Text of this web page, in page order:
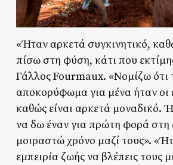
«Ήταν αρκετά συγκινητικό,
πίσω στη φύση, κάτι που
Γάλλος Fourmaux. «Νομίζω ότι
αποκορύφωμα για μένα ήταν οι
καθώς είναι αρκετά μοναδικό.
να δω έναν για πρώτη φορά στη
μοιραστώ χρόνο μαζί τους».
εμπειρία ζωής να βλέπεις τους